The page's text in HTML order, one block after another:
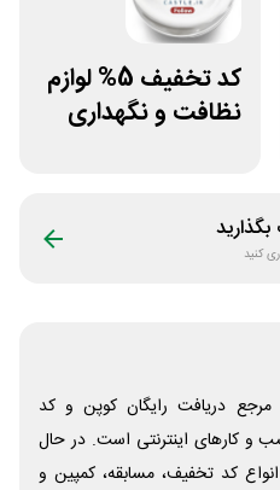
کد تخفیف 5% لوازم
نظافت و نگهداری
کنید
دریافت رایگان کوپن و کد
و‌ کارهای اینترنتی است. در حال
کد تخفیف، مسابقه، کمپین و